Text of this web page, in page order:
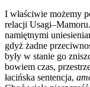
I właściwie możemy
relacji
namiętnymi
gdyż żadne
były w stanie go
bowiem czas,
łacińska sentencja,